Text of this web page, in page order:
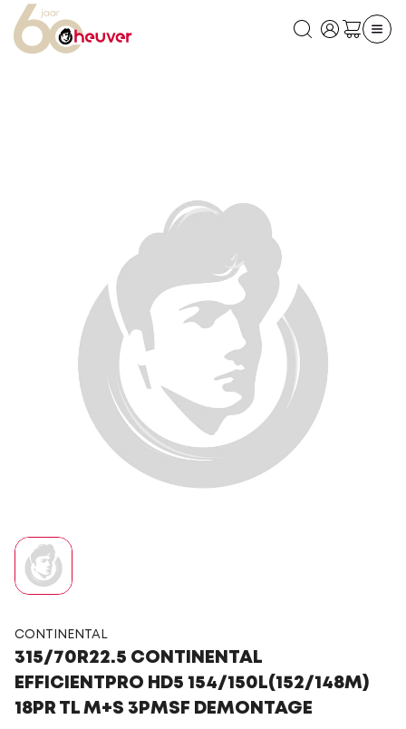
CONTINENTAL
315/70R22.5 CONTINENTAL
EFFICIENTPRO HD5 154/150L(152/148M)
18PR TL M+S 3PMSF DEMONTAGE